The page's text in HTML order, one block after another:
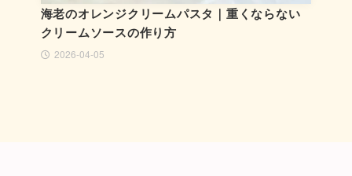
海老のオレンジクリームパスタ｜重くならない
クリームソースの作り方
2026-04-05